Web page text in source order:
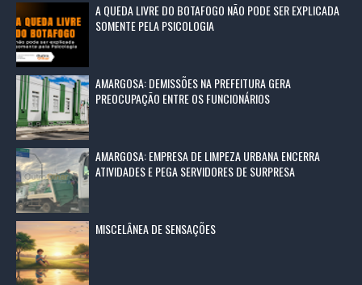
A QUEDA LIVRE DO BOTAFOGO NÃO PODE SER EXPLICADA
SOMENTE PELA PSICOLOGIA
AMARGOSA: DEMISSÕES NA PREFEITURA GERA
PREOCUPAÇÃO ENTRE OS FUNCIONÁRIOS
AMARGOSA: EMPRESA DE LIMPEZA URBANA ENCERRA
ATIVIDADES E PEGA SERVIDORES DE SURPRESA
MISCELÂNEA DE SENSAÇÕES